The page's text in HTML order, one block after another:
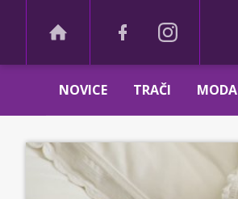
NOVICE TRAČI MODA